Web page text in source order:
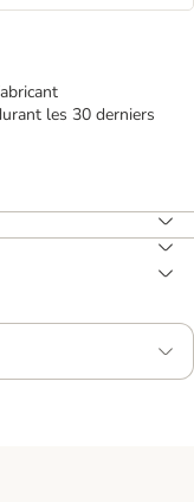
les 30 derniers